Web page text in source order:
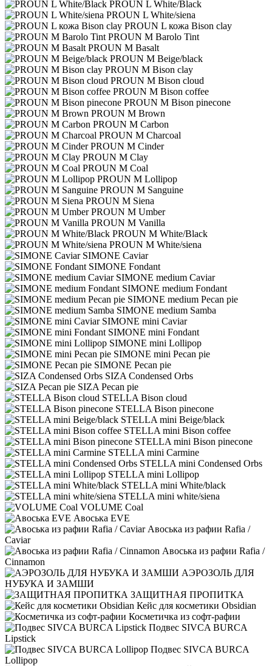
PROUN L White/Black
PROUN L White/siena
PROUN L кожа Bison clay
PROUN M Barolo Tint
PROUN M Basalt
PROUN M Beige/black
PROUN M Bison clay
PROUN M Bison cloud
PROUN M Bison coffee
PROUN M Bison pinecone
PROUN M Brown
PROUN M Carbon
PROUN M Charcoal
PROUN M Cinder
PROUN M Clay
PROUN M Coal
PROUN M Lollipop
PROUN M Sanguine
PROUN M Siena
PROUN M Umber
PROUN M Vanilla
PROUN M White/Black
PROUN M White/siena
SIMONE Caviar
SIMONE Fondant
SIMONE medium Caviar
SIMONE medium Fondant
SIMONE medium Pecan pie
SIMONE medium Samba
SIMONE mini Caviar
SIMONE mini Fondant
SIMONE mini Lollipop
SIMONE mini Pecan pie
SIMONE Pecan pie
SIZA Condensed Orbs
SIZA Pecan pie
STELLA Bison cloud
STELLA Bison pinecone
STELLA mini Beige/black
STELLA mini Bison coffee
STELLA mini Bison pinecone
STELLA mini Carmine
STELLA mini Condensed Orbs
STELLA mini Lollipop
STELLA mini White/black
STELLA mini white/siena
VOLUME Coal
Авоська EVE
Авоська из рафии Rafia /
Caviar
Авоська из рафии Rafia /
Cinnamon
АЭРОЗОЛЬ ДЛЯ
НУБУКА И ЗАМШИ
ЗАЩИТНАЯ ПРОПИТКА
Кейс для косметики Obsidian
Косметичка из софт-рафии
Подвес SIVCA BURCA
Lipstick
Подвес SIVCA BURCA
Lollipop